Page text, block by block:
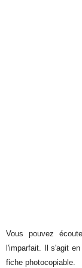
Vous pouvez
l'imparfait. Il s'agit
fiche photocopiable.